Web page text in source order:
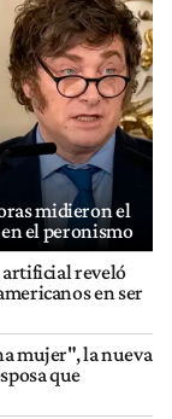
midieron el
el peronismo
reveló
en ser
mujer", la nueva
que